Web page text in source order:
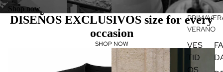
VERANO
VES
TID
OS
Shop now
DISEÑOS EXCLUSIVOS size for every
occasion
SHOP NOW